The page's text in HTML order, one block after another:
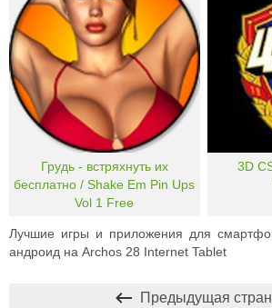
Грудь - встряхнуть их
бесплатно / Shake Em Pin Ups
Vol 1 Free
3D
Лучшие игры и приложения для
андроид на Archos 28 Internet Tablet
Предыдущая